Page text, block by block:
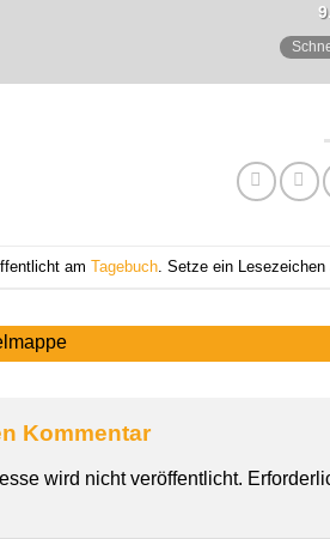
am Tagebuch . Setze ein
Kommentar
wird nicht veröffentlicht.